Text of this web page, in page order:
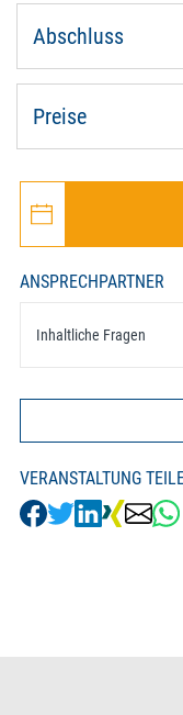
Abschluss
Preise
ANSPRECHPARTNER
Inhaltliche Fragen
VERANSTALTUNG